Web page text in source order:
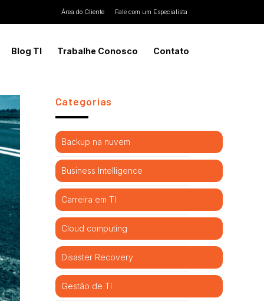
Área do Cliente Fale com um Especialista
Blog TI Trabalhe Conosco Contato
Categorias
Backup na nuvem
Business Intelligence
Carreira em TI
Cloud computing
Disaster Recovery
Gestão de TI